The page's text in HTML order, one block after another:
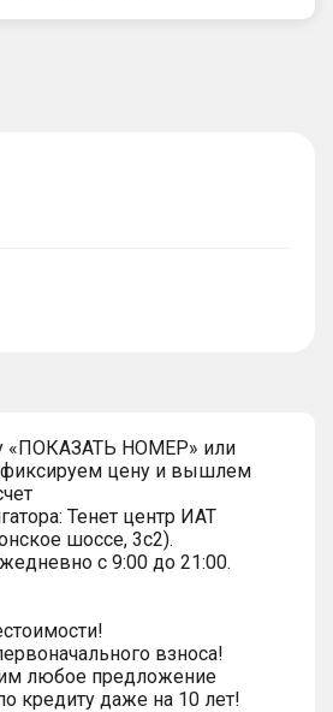
«ПОКАЗАТЬ НОМЕР» или
цену и вышлем
Тенет центр ИАТ
шоссе, 3с2).
с 9:00 до 21:00.
взноса!
любое предложение
кредиту даже на 10 лет!